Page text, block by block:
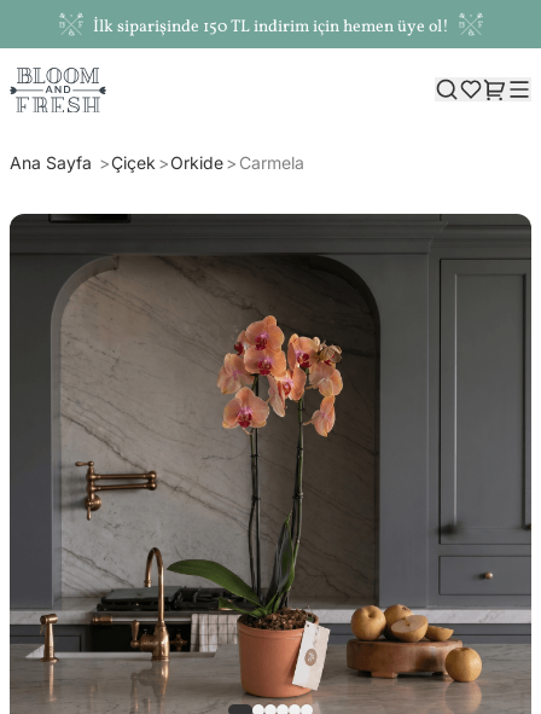
İlk siparişinde 150 TL indirim için hemen üye ol!
Ana Sayfa Çiçek Orkide Carmela